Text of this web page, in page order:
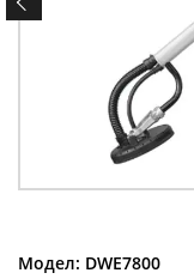
Модел: DWE7800